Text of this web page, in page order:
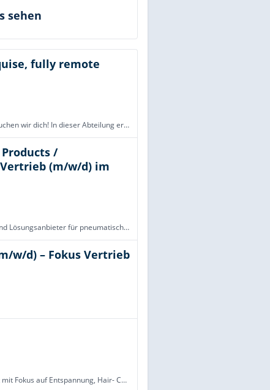
sehen
fully remote
Für unsere offene Position als Mitarbeiter im Vertrieb (d/m/w) suchen wir dich! In dieser Abteilung ermöglichen wir unseren Kund:innen ein unvergleichliches online Autokauf-Erlebnis. Wir als Autohero, der innovative Online Shop für geprüfte Gebrauch
/
(m/w/d) im
Die SMC Deutschland GmbH ist führender Hersteller, Partner und Lösungsanbieter für pneumatische und elektrische Automatisierungstechnik. Das Unternehmen gehört zur SMC Corporation mit weltweit fast 21.000 Mitarbeitenden. Auf dem japanischen Aktienmar
w/d) – Fokus Vertrieb
Livir Head Spa ist ein modernes Wellness- und Kopfspa-Konzept mit Fokus auf Entspannung, Hair- Care-Rituale und ganzheitliche Wohlfühlerlebnisse. Wir schaffen Momente der Ruhe und ein Ambiente, in dem Körper und Geist auftanken. Zur Verstärkung unser